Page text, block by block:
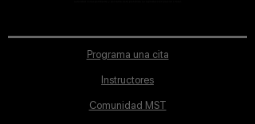
Programa una cita
Instructores
Comunidad MST